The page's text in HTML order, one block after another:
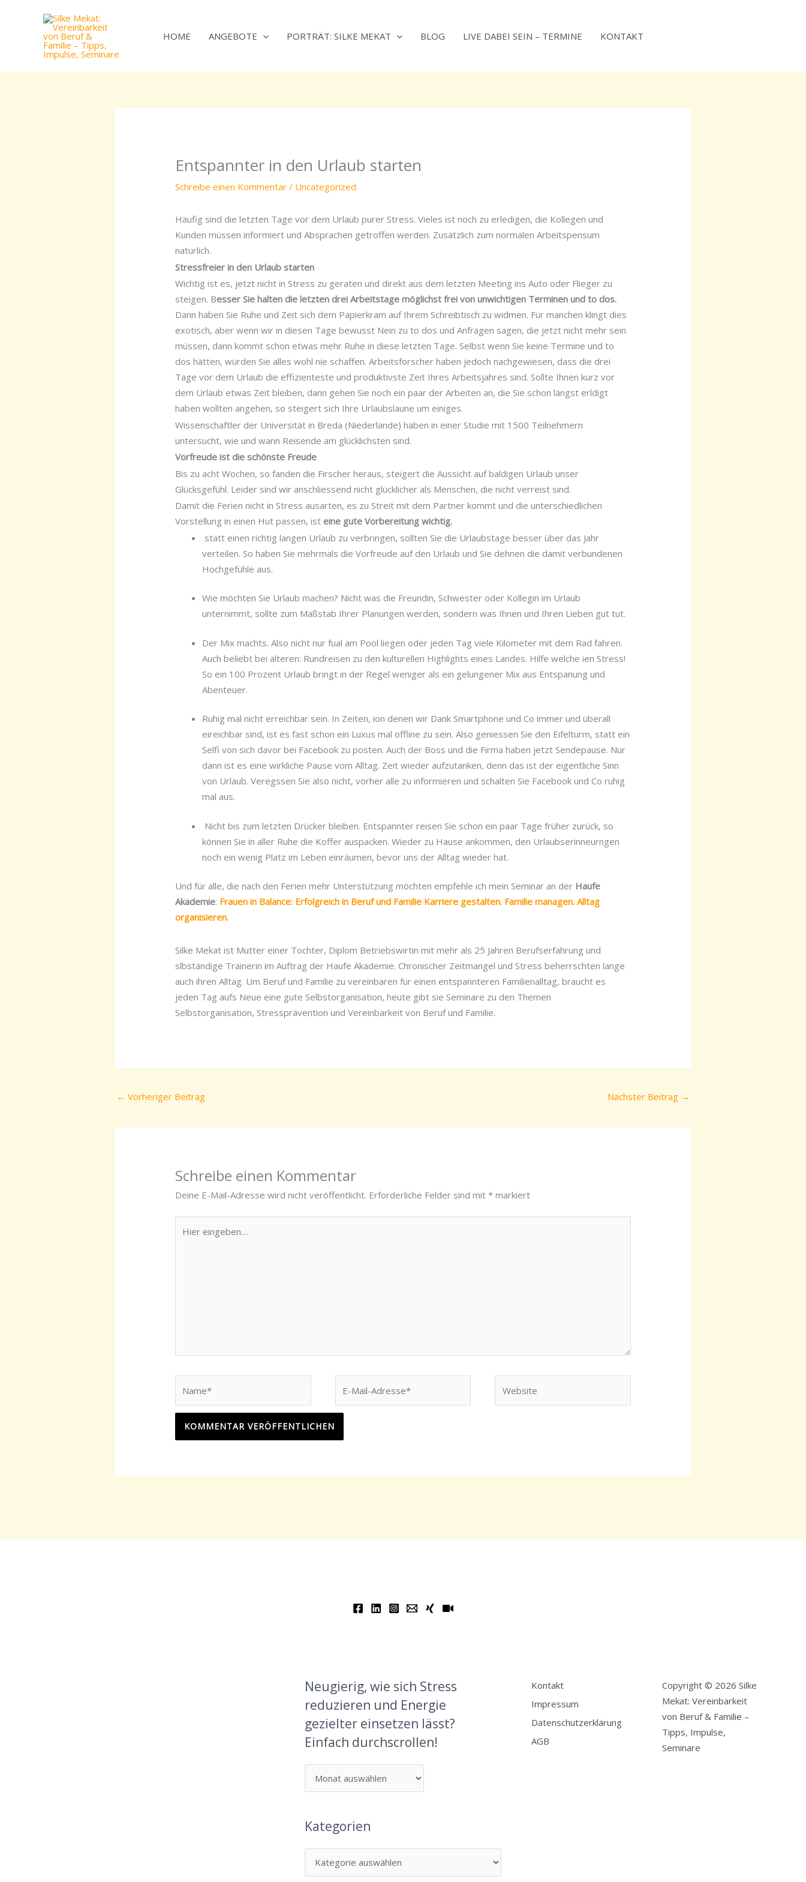
HOME ANGEBOTE PORTRÄT: SILKE MEKAT BLOG LIVE DABEI SEIN – TERMINE KONTAKT
Entspannter in den Urlaub starten
Schreibe einen Kommentar / Uncategorized
Häufig sind die letzten Tage vor dem Urlaub purer Stress. Vieles ist noch zu erledigen, die Kollegen und
Kunden müssen informiert und Absprachen getroffen werden. Zusätzlich zum normalen Arbeitspensum
natürlich.
Stressfreier in den Urlaub starten
Wichtig ist es, jetzt nicht in Stress zu geraten und direkt aus dem letzten Meeting ins Auto oder Flieger zu
steigen. Besser Sie halten die letzten drei Arbeitstage möglichst frei von unwichtigen Terminen und to dos.
Dann haben Sie Ruhe und Zeit sich dem Papierkram auf Ihrem Schreibtisch zu widmen. Für manchen klingt dies
exotisch, aber wenn wir in diesen Tage bewusst Nein zu to dos und Anfragen sagen, die jetzt nicht mehr sein
müssen, dann kommt schon etwas mehr Ruhe in diese letzten Tage. Selbst wenn Sie keine Termine und to
dos hätten, würden Sie alles wohl nie schaffen. Arbeitsforscher haben jedoch nachgewiesen, dass die drei
Tage vor dem Urlaub die effizienteste und produktivste Zeit Ihres Arbeitsjahres sind. Sollte Ihnen kurz vor
dem Urlaub etwas Zeit bleiben, dann gehen Sie noch ein paar der Arbeiten an, die Sie schon längst erldigt
haben wollten angehen, so steigert sich Ihre Urlaubslaune um einiges.
Wissenschaftler der Universität in Breda (Niederlande) haben in einer Studie mit 1500 Teilnehmern
untersucht, wie und wann Reisende am glücklichsten sind.
Vorfreude ist die schönste Freude
Bis zu acht Wochen, so fanden die Firscher heraus, steigert die Aussicht auf baldigen Urlaub unser
Glücksgefühl. Leider sind wir anschliessend nicht glücklicher als Menschen, die nicht verreist sind.
Damit die Ferien nicht in Stress ausarten, es zu Streit mit dem Partner kommt und die unterschiedlichen
Vorstellung in einen Hut passen, ist eine gute Vorbereitung wichtig.
statt einen richtig langen Urlaub zu verbringen, sollten Sie die Urlaubstage besser über das Jahr
verteilen. So haben Sie mehrmals die Vorfreude auf den Urlaub und Sie dehnen die damit verbundenen
Hochgefühle aus.
Wie möchten Sie Urlaub machen? Nicht was die Freundin, Schwester oder Kollegin im Urlaub
unternimmt, sollte zum Maßstab Ihrer Planungen werden, sondern was Ihnen und Ihren Lieben gut tut.
Der Mix machts. Also nicht nur fual am Pool liegen oder jeden Tag viele Kilometer mit dem Rad fahren.
Auch beliebt bei älteren: Rundreisen zu den kulturellen Highlights eines Landes. Hilfe welche ien Stress!
So ein 100 Prozent Urlaub bringt in der Regel weniger als ein gelungener Mix aus Entspanung und
Abenteuer.
Ruhig mal nicht erreichbar sein. In Zeiten, ion denen wir Dank Smartphone und Co immer und überall
eireichbar sind, ist es fast schon ein Luxus mal offline zu sein. Also geniessen Sie den Eifelturm, statt ein
Selfi von sich davor bei Facebook zu posten. Auch der Boss und die Firma haben jetzt Sendepause. Nur
dann ist es eine wirkliche Pause vom Alltag. Zeit wieder aufzutanken, denn das ist der eigentliche Sinn
von Urlaub. Veregssen Sie also nicht, vorher alle zu informieren und schalten Sie Facebook und Co ruhig
mal aus.
Nicht bis zum letzten Drücker bleiben. Entspannter reisen Sie schon ein paar Tage früher zurück, so
können Sie in aller Ruhe die Koffer auspacken. Wieder zu Hause ankommen, den Urlaubserinneurngen
noch ein wenig Platz im Leben einräumen, bevor uns der Alltag wieder hat.
Und für alle, die nach den Ferien mehr Unterstützung möchten empfehle ich mein Seminar an der Haufe
Akademie: Frauen in Balance: Erfolgreich in Beruf und Familie Karriere gestalten. Familie managen. Alltag
organisieren.
Silke Mekat ist Mutter einer Tochter, Diplom Betriebswirtin mit mehr als 25 Jahren Berufserfahrung und
slbständige Trainerin im Auftrag der Haufe Akademie. Chronischer Zeitmangel und Stress beherrschten lange
auch ihren Alltag. Um Beruf und Familie zu vereinbaren für einen entspannteren Familienalltag, braucht es
jeden Tag aufs Neue eine gute Selbstorganisation, heute gibt sie Seminare zu den Themen
Selbstorganisation, Stressprävention und Vereinbarkeit von Beruf und Familie.
← Vorheriger Beitrag Nächster Beitrag →
Schreibe einen Kommentar
Deine E-Mail-Adresse wird nicht veröffentlicht. Erforderliche Felder sind mit* markiert
eingeben…
Mail-
Adresse*
Neugierig, wie sich Stress
reduzieren und Energie
gezielter einsetzen lässt?
Einfach durchscrollen!
sich
reduzieren
Einfach
Kategorien
Kontakt
Impressum
Datenschutzerklärung
AGB
Copyright © 2026 Silke
Mekat: Vereinbarkeit
von Beruf & Familie –
Tipps, Impulse,
Seminare